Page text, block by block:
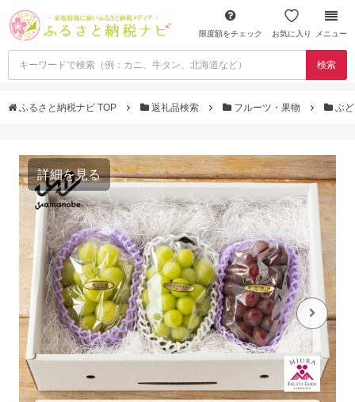
限度額をチェック お気に入り メニュー
検索
ふるさと納税ナビ TOP 返礼品検索 フルーツ・果物 ぶ
詳細を見る